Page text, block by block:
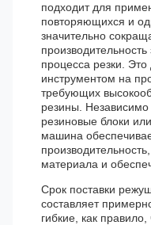
подходит для
повторяющихся и
значительно
процесса резки.
инструментом на
требующих
резины. Независимо
резиновые блоки
машина
материала и
Срок поставки
составляет
гибкие, как